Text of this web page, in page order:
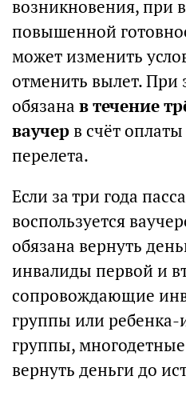
возникновения, при
повышенной
может изменить
отменить вылет. При
обязана в течение
ваучерв счёт
перелета.
Если за три года
воспользуется
обязана вернуть
инвалиды первой и
сопровождающие
группы или ребенка-
группы,
вернуть деньги до